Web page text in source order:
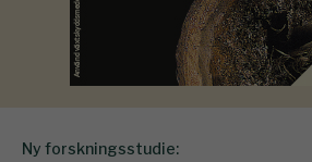
Ny forskningsstudie: